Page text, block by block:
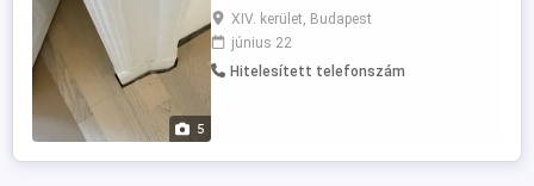
5
vonzáskörzetében! Ár megegyezés
szerint! Emellett festést és mázolást is,
plusz kisebb lakások teljes felújítását!
06708506126
XIV. kerület, Budapest
június 22
Hitelesített telefonszám